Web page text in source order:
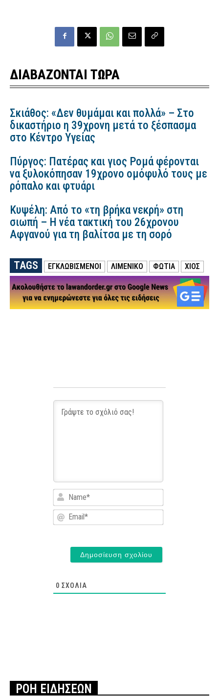
ΔΙΑΒΑΖΟΝΤΑΙ ΤΩΡΑ
Σκιάθος: «Δεν θυμάμαι και πολλά» – Στο
δικαστήριο η 39χρονη μετά το ξέσπασμα
στο Κέντρο Υγείας
Πύργος: Πατέρας και γιος Ρομά φέρονται
να ξυλοκόπησαν 19χρονο ομόφυλό τους με
ρόπαλο και φτυάρι
Κυψέλη: Από το «τη βρήκα νεκρή» στη
σιωπή – Η νέα τακτική του 26χρονου
Αφγανού για τη βαλίτσα με τη σορό
TAGS ΕΓΚΛΩΒΙΣΜΕΝΟΙ ΛΙΜΕΝΙΚΟ ΦΩΤΙΑ ΧΙΟΣ
Name*
Email*
0 ΣΧΌΛΙΑ
ΡΟΗ ΕΙΔΗΣΕΩΝ